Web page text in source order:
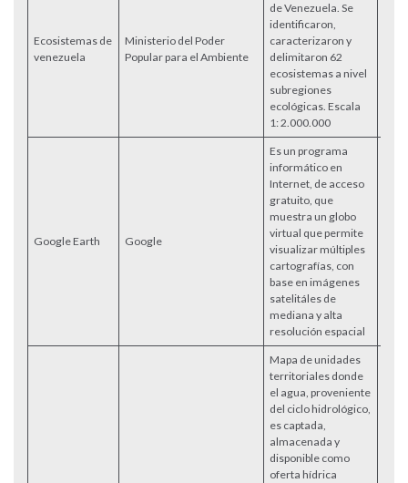
Ecosistemas de
venezuela
Ministerio del Poder
Popular para el Ambiente
de Venezuela. Se
identificaron,
caracterizaron y
delimitaron 62
ecosistemas a nivel
subregiones
ecológicas. Escala
1: 2.000.000
Google Earth Google
Es un programa
informático en
Internet, de acceso
gratuito, que
muestra un globo
virtual que permite
visualizar múltiples
cartografías, con
base en imágenes
satelitáles de
mediana y alta
resolución espacial
Mapa de unidades
territoriales donde
el agua, proveniente
del ciclo hidrológico,
es captada,
almacenada y
disponible como
oferta hídrica